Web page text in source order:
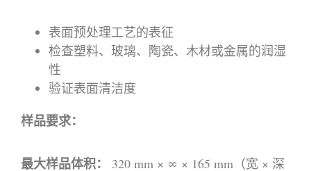
表面预处理工艺的表征
检查塑料、玻璃、陶瓷、木材或金属的润湿
性
验证表面清洁度
样品要求：
最大样品体积：
320 mm × ∞ × 165 mm（宽 × 深